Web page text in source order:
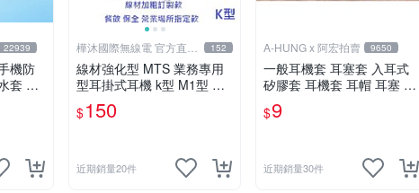
22939
機防
觸
樺沐國際無線電 官方直營
旗艦店
152
線材強化型 MTS 業務專用
型耳掛式耳機 k型 M1型 對
講機耳機 無線電耳機 耳掛
耳機 業務耳機 通用型
$150
近期銷量20件
A-HUNG x 阿宏拍賣 9650
一般耳機套 耳塞套 入耳式
矽膠套 耳機套 耳帽 耳塞 耳
套 耳機塞 耳機矽膠套
$9
近期銷量30件